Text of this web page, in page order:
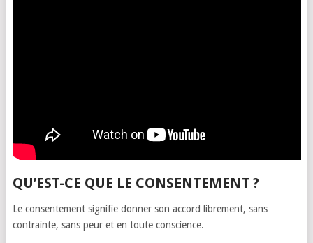
QU’EST-CE QUE LE CONSENTEMENT ?
Le consentement signifie donner son accord librement, sans
contrainte, sans peur et en toute conscience.